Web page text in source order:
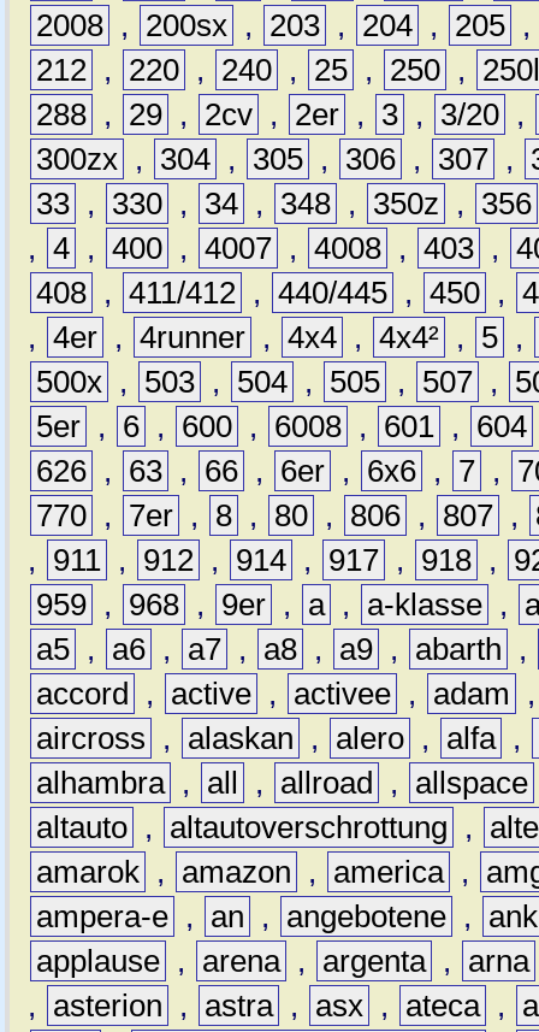
2008 , 200sx , 203 , 204 , 205 ,
212 , 220 , 240 , 25 , 250 ,
288 , 29 , 2cv , 2er , 3 , 3/20 ,
300zx , 304 , 305 , 306 , 307 ,
33 , 330 , 34 , 348 , 350z ,
356
, 4 , 400 , 4007 , 4008 , 403 ,
408 , 411/412 , 440/445 , 450 ,
, 4er , 4runner , 4x4 , 4x4² , 5 ,
500x , 503 , 504 , 505 , 507 ,
5er , 6 , 600 , 6008 , 601 , 604
626 , 63 , 66 , 6er , 6x6 , 7 ,
770 , 7er , 8 , 80 , 806 , 807 ,
,
911 , 912 , 914 , 917 , 918 ,
959 , 968 , 9er , a , a-klasse ,
a5 , a6 , a7 , a8 , a9 , abarth
,
accord
, active , activee , adam
aircross
, alaskan , alero , alfa ,
alhambra , all , allroad , allspace
altauto , altautoverschrottung ,
amarok , amazon , america ,
ampera-e , an , angebotene ,
applause , arena , argenta , arna
,
asterion , astra , asx , ateca ,